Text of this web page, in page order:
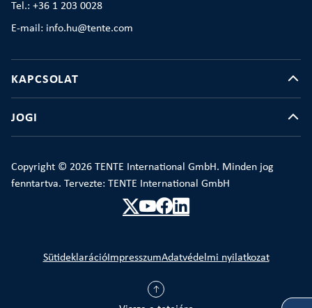
Tel.: +36 1 203 0028
E-mail: info.hu@tente.com
KAPCSOLAT
JOGI
Copyright © 2026 TENTE International GmbH. Minden jog
fenntartva. Tervezte: TENTE International GmbH
SütideklarációImpresszumAdatvédelmi nyilatkozat